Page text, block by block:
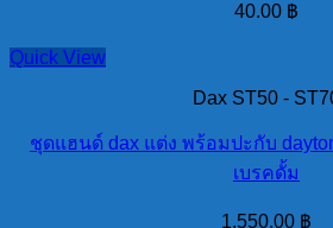
40.00 ฿
Quick View
Dax ST50 -
ชุดแฮนด์ dax แต่ง พร้อมปะกับ
เบรคดั้ม
1,550.00 ฿